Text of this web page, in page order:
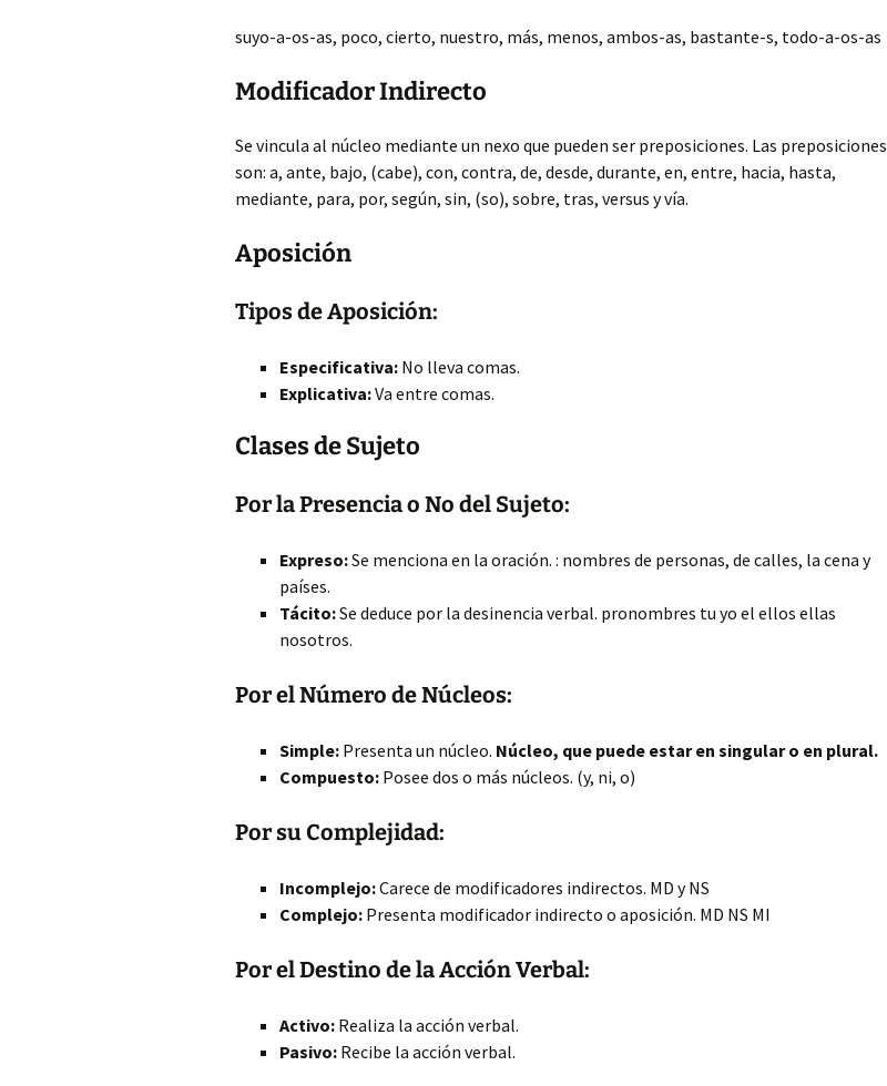
suyo-a-os-as, poco, cierto, nuestro, más, menos, ambos-as, bastante-s, todo-a-os-as
Modificador Indirecto
Se vincula al núcleo mediante un nexo que pueden ser preposiciones. Las preposiciones
son: a, ante, bajo, (cabe), con, contra, de, desde, durante, en, entre, hacia, hasta,
mediante, para, por, según, sin, (so), sobre, tras, versus y vía.
Aposición
Tipos de Aposición:
Especificativa: No lleva comas.
Explicativa:Va entre comas.
Clases de Sujeto
Por la Presencia o No del Sujeto:
Expreso:Se menciona en la oración. : nombres de personas, de calles, la cena y
países.
Tácito:Se deduce por la desinencia verbal. pronombres tu yo el ellos ellas
nosotros.
Por el Número de Núcleos:
Simple: Presenta un núcleo. Núcleo, que puede estar en singular o en plural.
Compuesto: Posee dos o más núcleos. (y, ni, o)
Por su Complejidad:
Incomplejo:Carece de modificadores indirectos. MD y NS
Complejo: Presenta modificador indirecto o aposición. MD NS MI
Por el Destino de la Acción Verbal:
Activo: Realiza la acción verbal.
Pasivo: Recibe la acción verbal.